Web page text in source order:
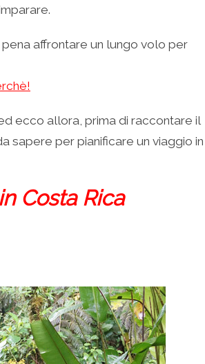
affrontare un lungo volo per
ecco allora, prima di raccontare il
sapere per pianificare un viaggio in
Costa Rica